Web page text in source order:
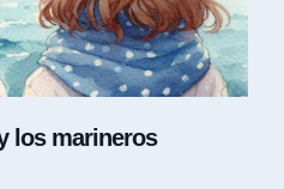
los marineros